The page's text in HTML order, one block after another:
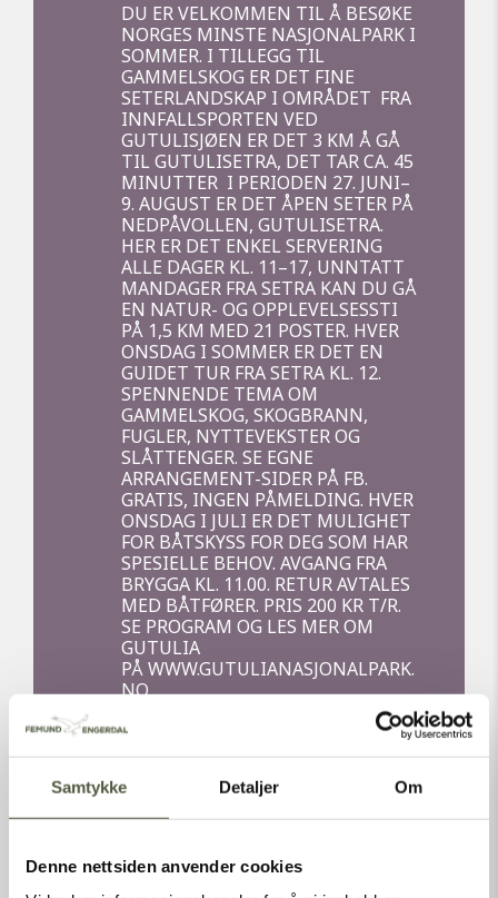
Samtykke Detaljer Om
Denne nettsiden anvender cookies
DU ER VELKOMMEN TIL Å BESØKE
NORGES MINSTE NASJONALPARK I
SOMMER. I TILLEGG TIL
GAMMELSKOG ER DET FINE
SETERLANDSKAP I OMRÅDET FRA
INNFALLSPORTEN VED
GUTULISJØEN ER DET 3 KM Å GÅ
TIL GUTULISETRA, DET TAR CA. 45
MINUTTER I PERIODEN 27. JUNI–
9. AUGUST ER DET ÅPEN SETER PÅ
NEDPÅVOLLEN, GUTULISETRA.
HER ER DET ENKEL SERVERING
ALLE DAGER KL. 11–17, UNNTATT
MANDAGER FRA SETRA KAN DU GÅ
EN NATUR- OG OPPLEVELSESSTI
PÅ 1,5 KM MED 21 POSTER. HVER
ONSDAG I SOMMER ER DET EN
GUIDET TUR FRA SETRA KL. 12.
SPENNENDE TEMA OM
GAMMELSKOG, SKOGBRANN,
FUGLER, NYTTEVEKSTER OG
SLÅTTENGER. SE EGNE
ARRANGEMENT-SIDER PÅ FB.
GRATIS, INGEN PÅMELDING. HVER
ONSDAG I JULI ER DET MULIGHET
FOR BÅTSKYSS FOR DEG SOM HAR
SPESIELLE BEHOV. AVGANG FRA
BRYGGA KL. 11.00. RETUR AVTALES
MED BÅTFØRER. PRIS 200 KR T/R.
SE PROGRAM OG LES MER OM
GUTULIA
PÅ WWW.GUTULIANASJONALPARK.
NO
09
AUG
REPEATING EVENT
ÅPEN SETER I GUTULIA
NORGES MINSTE NASJONALPARK I
SOMMER. I TILLEGG TIL